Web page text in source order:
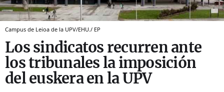
Campus de Leioa de la UPV/EHU./ EP
Los sindicatos recurren ante
los tribunales la imposición
del euskera en la UPV